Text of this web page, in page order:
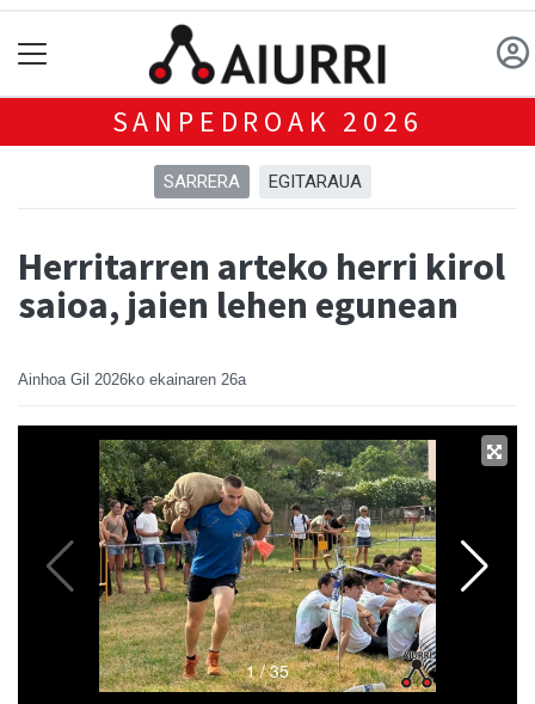
SANPEDROAK 2026
SARRERA EGITARAUA
Herritarren arteko herri kirol
saioa, jaien lehen egunean
Ainhoa Gil 2026ko ekainaren 26a